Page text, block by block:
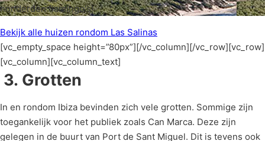
honderden flamingo's!
Bekijk alle huizen rondom Las Salinas
[vc_empty_space height=”80px”][/vc_column][/vc_row][vc_row]
[vc_column][vc_column_text]
3. Grotten
In en rondom Ibiza bevinden zich vele grotten. Sommige zijn
toegankelijk voor het publiek zoals Can Marca. Deze zijn
gelegen in de buurt van Port de Sant Miguel. Dit is tevens ook